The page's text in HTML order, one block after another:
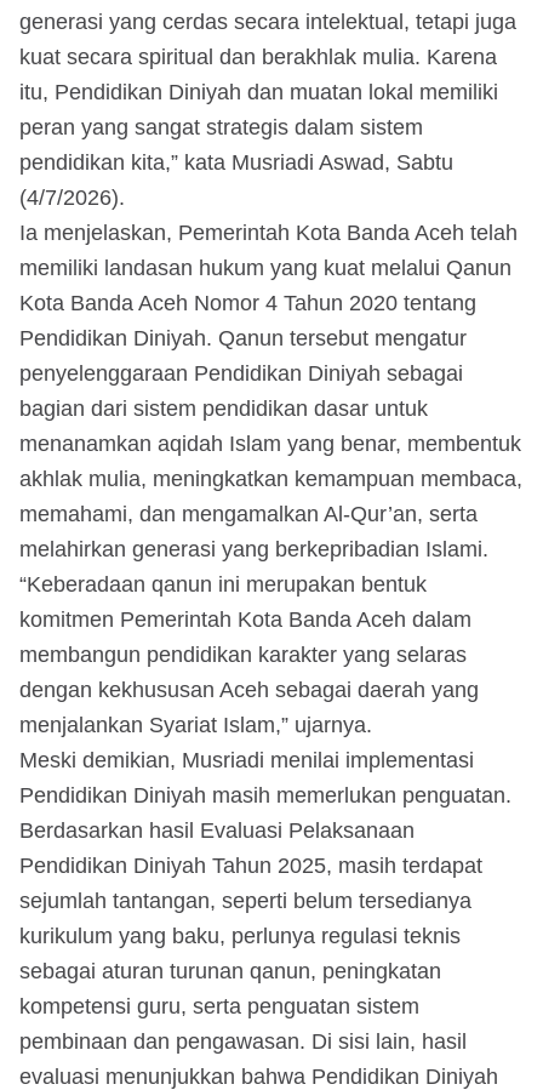
generasi yang cerdas secara intelektual, tetapi juga
kuat secara spiritual dan berakhlak mulia. Karena
itu, Pendidikan Diniyah dan muatan lokal memiliki
peran yang sangat strategis dalam sistem
pendidikan kita,” kata Musriadi Aswad, Sabtu
(4/7/2026).
Ia menjelaskan, Pemerintah Kota Banda Aceh telah
memiliki landasan hukum yang kuat melalui Qanun
Kota Banda Aceh Nomor 4 Tahun 2020 tentang
Pendidikan Diniyah. Qanun tersebut mengatur
penyelenggaraan Pendidikan Diniyah sebagai
bagian dari sistem pendidikan dasar untuk
menanamkan aqidah Islam yang benar, membentuk
akhlak mulia, meningkatkan kemampuan membaca,
memahami, dan mengamalkan Al-Qur’an, serta
melahirkan generasi yang berkepribadian Islami.
“Keberadaan qanun ini merupakan bentuk
komitmen Pemerintah Kota Banda Aceh dalam
membangun pendidikan karakter yang selaras
dengan kekhususan Aceh sebagai daerah yang
menjalankan Syariat Islam,” ujarnya.
Meski demikian, Musriadi menilai implementasi
Pendidikan Diniyah masih memerlukan penguatan.
Berdasarkan hasil Evaluasi Pelaksanaan
Pendidikan Diniyah Tahun 2025, masih terdapat
sejumlah tantangan, seperti belum tersedianya
kurikulum yang baku, perlunya regulasi teknis
sebagai aturan turunan qanun, peningkatan
kompetensi guru, serta penguatan sistem
pembinaan dan pengawasan. Di sisi lain, hasil
evaluasi menunjukkan bahwa Pendidikan Diniyah